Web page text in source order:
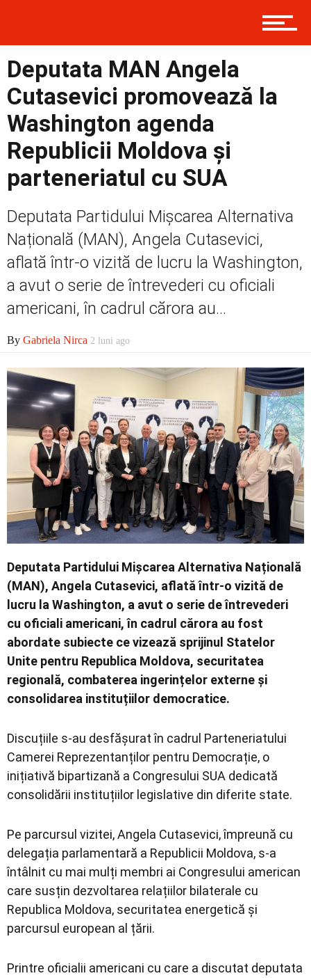
Politică
Externe
Social
Contact
Deputata MAN Angela
Cutasevici promovează la
Washington agenda
Republicii Moldova și
parteneriatul cu SUA
Deputata Partidului Mișcarea Alternativa
Națională (MAN), Angela Cutasevici,
aflată într-o vizită de lucru la Washington,
a avut o serie de întrevederi cu oficiali
americani, în cadrul cărora au...
By Gabriela Nirca 2 luni ago
Deputata Partidului Mișcarea Alternativa Națională
(MAN), Angela Cutasevici, aflată într-o vizită de
lucru la Washington, a avut o serie de întrevederi
cu oficiali americani, în cadrul cărora au fost
abordate subiecte ce vizează sprijinul Statelor
Unite pentru Republica Moldova, securitatea
regională, combaterea ingerințelor externe și
consolidarea instituțiilor democratice.
Discuțiile s-au desfășurat în cadrul Parteneriatului
Camerei Reprezentanților pentru Democrație, o
inițiativă bipartizană a Congresului SUA dedicată
consolidării instituțiilor legislative din diferite state.
Pe parcursul vizitei, Angela Cutasevici, împreună cu
delegația parlamentară a Republicii Moldova, s-a
întâlnit cu mai mulți membri ai Congresului american
care susțin dezvoltarea relațiilor bilaterale cu
Republica Moldova, securitatea energetică și
parcursul european al țării.
Printre oficialii americani cu care a discutat deputata